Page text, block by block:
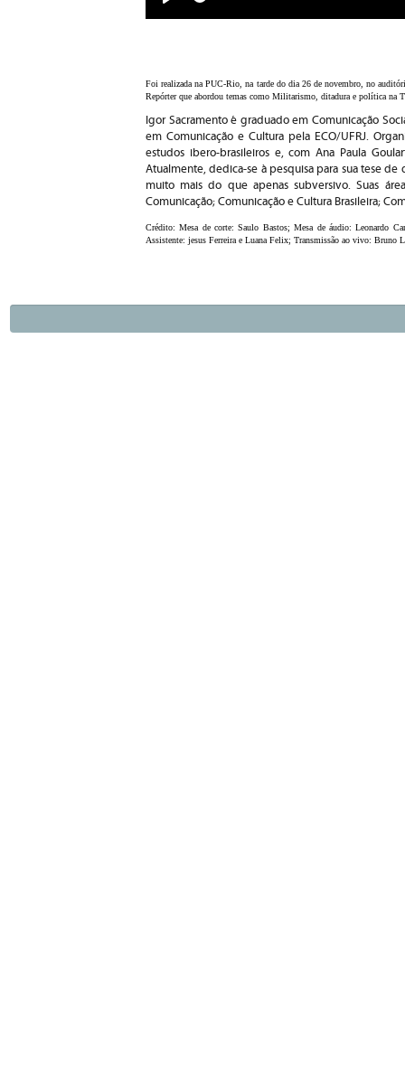
Foi realizada na PUC-Rio, na tarde do dia 26 de novembro, no
Repórter que abordou temas como Militarismo, ditadura e política na
Igor Sacramento é graduado em Comunicação
em Comunicação e Cultura pela ECO/UFRJ.
estudos ibero-brasileiros e, com Ana Paula
Atualmente, dedica-se à pesquisa para sua tese
muito mais do que apenas subversivo. Suas
Comunicação; Comunicação e Cultura Brasileira;
Crédito: Mesa de corte: Saulo Bastos; Mesa de áudio: Leonardo
Assistente: jesus Ferreira e Luana Felix; Transmissão ao vivo: Bruno